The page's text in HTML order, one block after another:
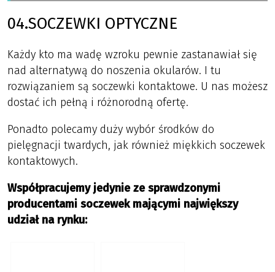
04.SOCZEWKI OPTYCZNE
Każdy kto ma wadę wzroku pewnie zastanawiał się
nad alternatywą do noszenia okularów. I tu
rozwiązaniem są soczewki kontaktowe. U nas możesz
dostać ich pełną i różnorodną ofertę.
Ponadto polecamy duży wybór środków do
pielęgnacji twardych, jak również miękkich soczewek
kontaktowych.
Współpracujemy jedynie ze sprawdzonymi
producentami soczewek mającymi największy
udział na rynku: